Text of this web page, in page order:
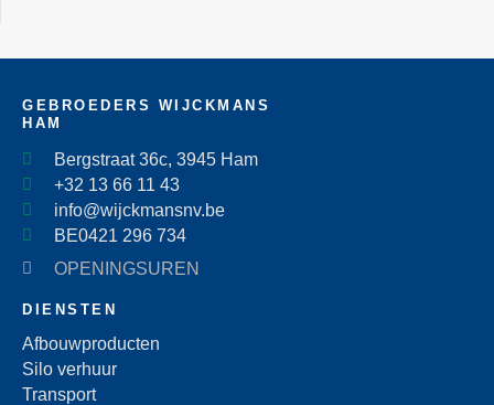
GEBROEDERS WIJCKMANS
HAM
Bergstraat 36c, 3945 Ham
+32 13 66 11 43
info@wijckmansnv.be
BE0421 296 734
OPENINGSUREN
DIENSTEN
Afbouwproducten
Silo verhuur
Transport